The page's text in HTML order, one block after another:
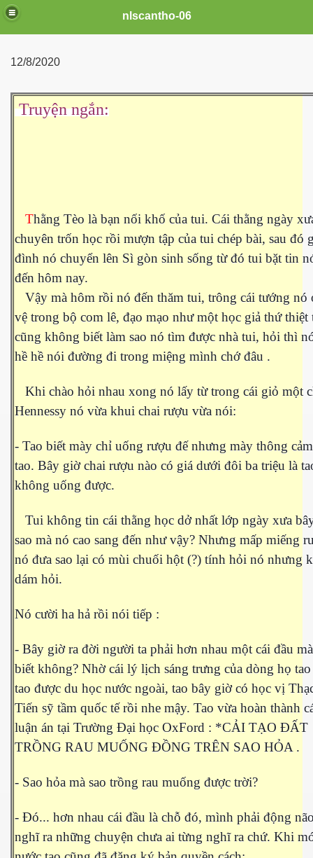
nlscantho-06
12/8/2020
Truyện ngắn:
Thằng Tèo là bạn nối khố của tui. Cái thằng ngày
chuyên trốn học rồi mượn tập của tui chép bài, sau đó
đình nó chuyển lên Sì gòn sinh sống từ đó tui bặt tin
đến hôm nay.
Vậy mà hôm rồi nó đến thăm tui, trông cái tướng nó
vệ trong bộ com lê, đạo mạo như một học giả thứ thiệt
cũng không biết làm sao nó tìm được nhà tui, hỏi thì
hề hề nói đường đi trong miệng mình chớ đâu .
Khi chào hỏi nhau xong nó lấy từ trong cái giỏ một
Hennessy nó vừa khui chai rượu vừa nói:
- Tao biết mày chỉ uống rượu đế nhưng mày thông
tao. Bây giờ chai rượu nào có giá dưới đôi ba triệu là
không uống được.
Tui không tin cái thằng học dở nhất lớp ngày xưa
sao mà nó cao sang đến như vậy? Nhưng mấp miếng
nó đưa sao lại có mùi chuối hột (?) tính hỏi nó nhưng
dám hỏi.
Nó cười ha hả rồi nói tiếp :
- Bây giờ ra đời người ta phải hơn nhau một cái đầu
biết không? Nhờ cái lý lịch sáng trưng của dòng họ tao
tao được du học nước ngoài, tao bây giờ có học vị
Tiến sỹ tầm quốc tế rồi nhe mậy. Tao vừa hoàn thành
luận án tại Trường Đại học OxFord : *CẢI TẠO ĐẤT
TRỒNG RAU MUỐNG ĐỒNG TRÊN SAO HỎA .
- Sao hỏa mà sao trồng rau muống được trời?
- Đó... hơn nhau cái đầu là chỗ đó, mình phải động
nghĩ ra những chuyện chưa ai từng nghĩ ra chứ. Khi
1
5
6
bộ.
8
10
11
13
14